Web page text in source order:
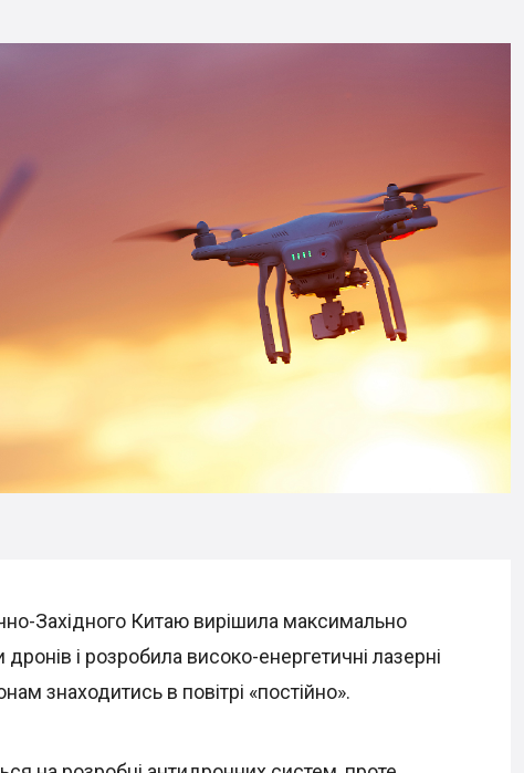
Західного Китаю вирішила максимально
і розробила високо-енергетичні лазерні
знаходитись в повітрі «постійно».